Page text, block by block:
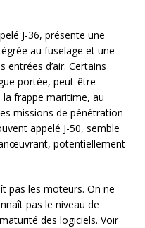
J-36, présente une
au fuselage et une
d’air. Certains
portée, peut-être
frappe maritime, au
missions de pénétration
appelé J-50, semble
potentiellement
pas les moteurs. On ne
pas le niveau de
des logiciels. Voir